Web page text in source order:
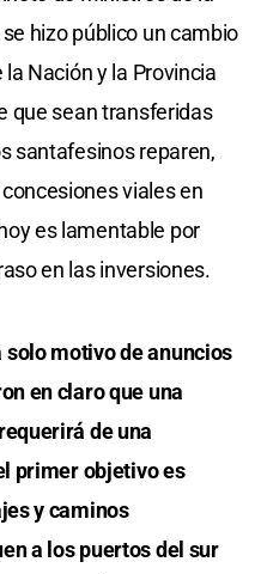
hizo público un cambio
Nación y la Provincia
que sean transferidas
santafesinos reparen,
viales en
es lamentable por
en las inversiones.
solo motivo de anuncios
en claro que una
de una
primer objetivo es
y caminos
a los puertos del sur